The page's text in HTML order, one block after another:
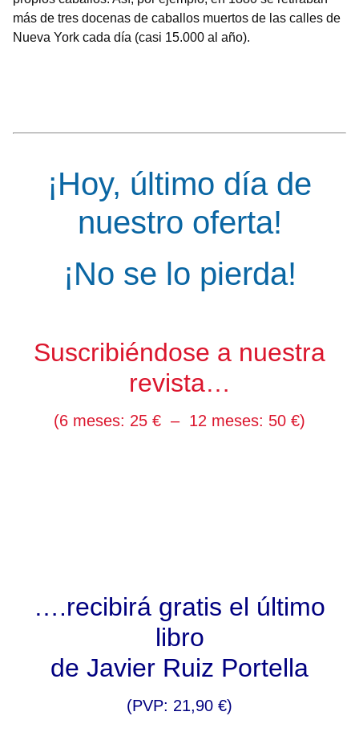
más de tres docenas de caballos muertos de las calles de
Nueva York cada día (casi 15.000 al año).
¡Hoy, último día de
nuestro oferta!
¡No se lo pierda!
Suscribiéndose a nuestra
revista…
(6 meses: 25 € – 12 meses: 50 €)
….recibirá gratis el último
libro
de Javier Ruiz Portella
(PVP: 21,90 €)